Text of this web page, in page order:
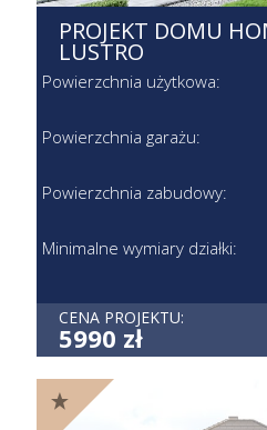
PROJEKT DOMU
LUSTRO
Powierzchnia użytkowa:
Powierzchnia garażu:
Powierzchnia zabudowy:
Minimalne wymiary działki:
CENA PROJEKTU:
5990 zł